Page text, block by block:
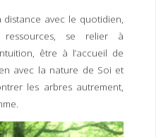
avec le quotidien,
ressources, se relier à
être à l’accueil de
avec la nature de Soi et
les arbres autrement,